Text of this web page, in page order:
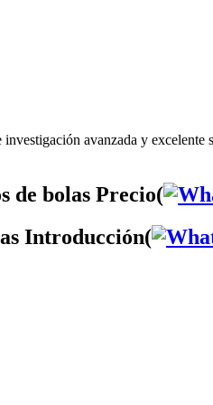
avanzada y
de bolas Precio(
Introducción(